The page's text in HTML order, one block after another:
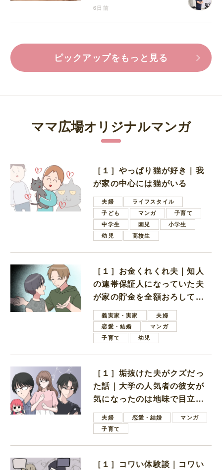
6日前
ピックアップをもっと見る
ママ広場オリジナルマンガ
［１］やっぱり猫が好き｜我
が家の中心には猫がいる
夫婦
ライフスタイル
子ども
マンガ
子育て
中学生
園児
小学生
幼児
高校生
［１］お金くれくれ夫｜知人
の連帯保証人になっていた夫
が家の貯金を全額おろしてほ
しいと言ってきた
義実家・実家
夫婦
恋愛・結婚
マンガ
子育て
幼児
［１］垢抜けた夫がクズだっ
た話｜大学の人気者の彼女が
気になったのは地味で目立た
ない男子学生
夫婦 恋愛・結婚
マンガ
子育て
［１］コワい体験談｜コワい